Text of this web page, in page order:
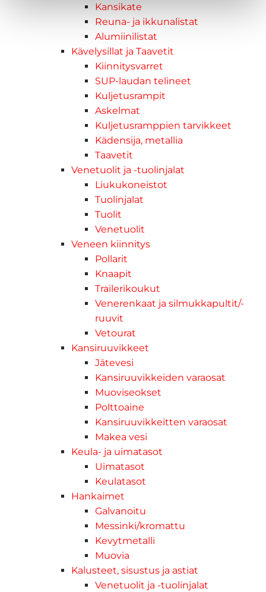
Kansikate
Reuna- ja ikkunalistat
Alumiinilistat
Kävelysillat ja Taavetit
Kiinnitysvarret
SUP-laudan telineet
Kuljetusrampit
Askelmat
Kuljetusramppien tarvikkeet
Kädensija, metallia
Taavetit
Venetuolit ja -tuolinjalat
Liukukoneistot
Tuolinjalat
Tuolit
Venetuolit
Veneen kiinnitys
Pollarit
Knaapit
Trailerikoukut
Venerenkaat ja silmukkapultit/-
ruuvit
Vetourat
Kansiruuvikkeet
Jätevesi
Kansiruuvikkeiden varaosat
Muoviseokset
Polttoaine
Kansiruuvikkeitten varaosat
Makea vesi
Keula- ja uimatasot
Uimatasot
Keulatasot
Hankaimet
Galvanoitu
Messinki/kromattu
Kevytmetalli
Muovia
Kalusteet, sisustus ja astiat
Venetuolit ja -tuolinjalat